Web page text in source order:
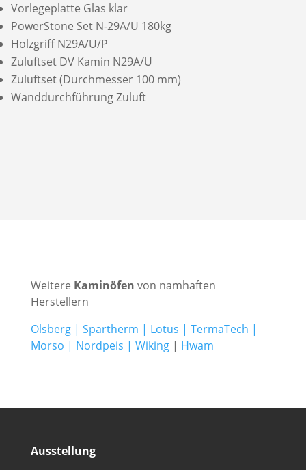
Vorlegeplatte Glas klar
PowerStone Set N-29A/U 180kg
Holzgriff N29A/U/P
Zuluftset DV Kamin N29A/U
Zuluftset (Durchmesser 100 mm)
Wanddurchführung Zuluft
Weitere Kaminöfen von namhaften
Herstellern
Olsberg| Spartherm | Lotus | TermaTech |
Morso | Nordpeis | Wiking| Hwam
Ausstellung